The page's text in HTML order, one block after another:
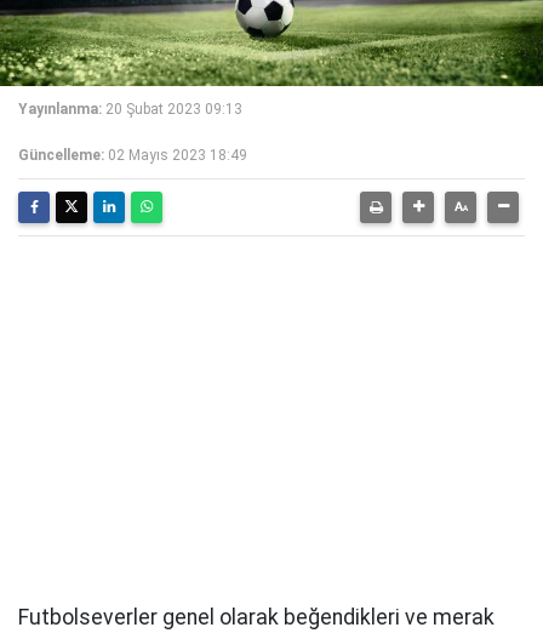
Yayınlanma: 20 Şubat 2023 09:13
Güncelleme: 02 Mayıs 2023 18:49
Futbolseverler genel olarak beğendikleri ve merak